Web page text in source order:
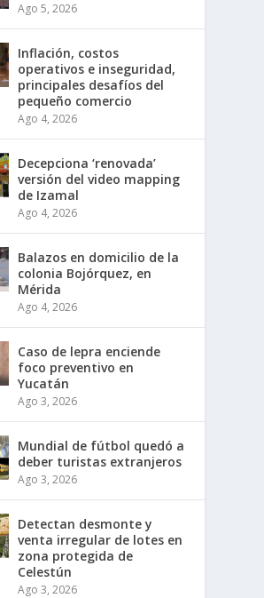
Ago 5, 2026
Inflación, costos
operativos e inseguridad,
principales desafíos del
pequeño comercio
Ago 4, 2026
Decepciona ‘renovada’
versión del video mapping
de Izamal
Ago 4, 2026
Balazos en domicilio de la
colonia Bojórquez, en
Mérida
Ago 4, 2026
Caso de lepra enciende
foco preventivo en
Yucatán
Ago 3, 2026
Mundial de fútbol quedó a
deber turistas extranjeros
Ago 3, 2026
Detectan desmonte y
venta irregular de lotes en
zona protegida de
Celestún
Ago 3, 2026